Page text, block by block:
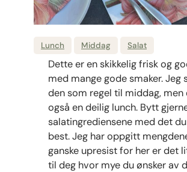
Lunch Middag Salat
Dette er en skikkelig frisk og
med mange gode smaker. Jeg
den som regel til middag, men
også en deilig lunch. Bytt
salatingrediensene med det
best. Jeg har oppgitt
ganske upresist for her er det
til deg hvor mye du ønsker av